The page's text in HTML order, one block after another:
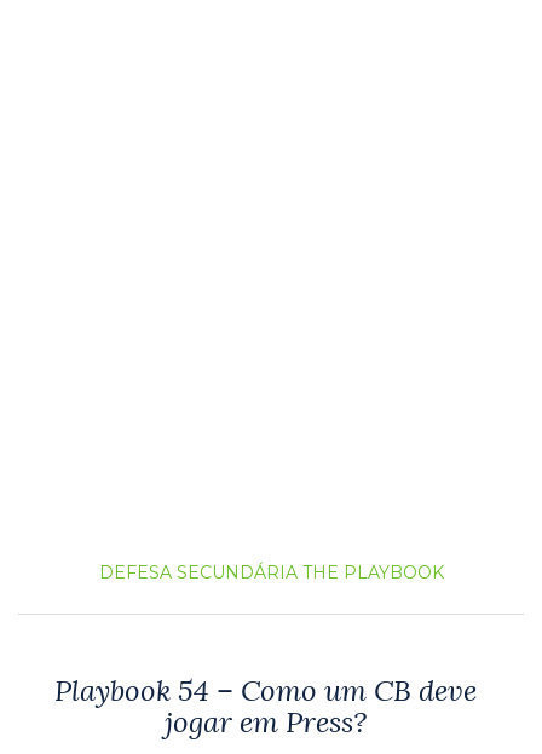
DEFESA SECUNDÁRIA THE PLAYBOOK
Playbook 54 – Como um CB deve
jogar em Press?